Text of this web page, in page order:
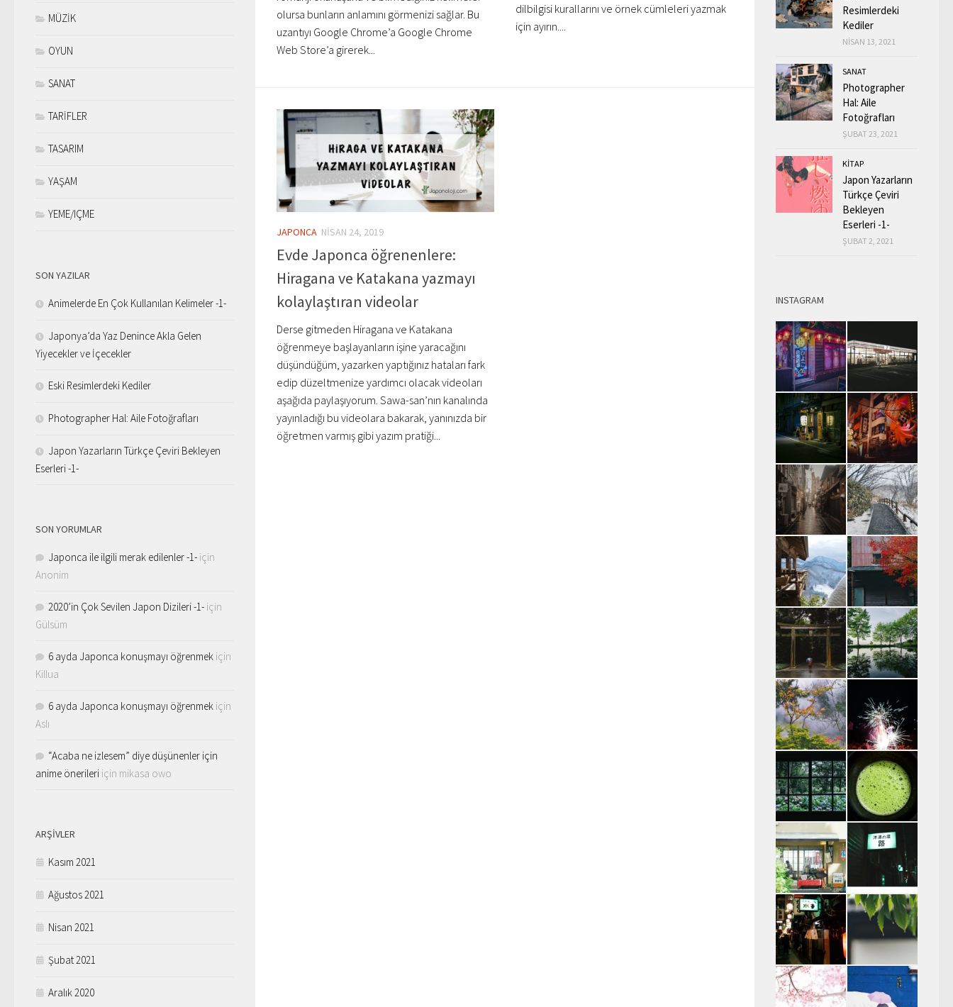
olursa bunların anlamını görmenizi sağlar. Bu
uzantıyı Google Chrome’a Google Chrome
Web Store’a girerek...
dilbilgisi kurallarını ve örnek cümleleri yazmak
için ayırın....
JAPONCA NISAN 24, 2019
Evde Japonca öğrenenlere:
Hiragana ve Katakana yazmayı
kolaylaştıran videolar
Derse gitmeden Hiragana ve Katakana
öğrenmeye başlayanların işine yaracağını
düşündüğüm, yazarken yaptığınız hataları fark
edip düzeltmenize yardımcı olacak videoları
aşağıda paylaşıyorum. Sawa-san’nın kanalında
yayınladığı bu videolara bakarak, yanınızda bir
öğretmen varmış gibi yazım pratiği...
MÜZİK
OYUN
SANAT
TARİFLER
TASARIM
YAŞAM
YEME/IÇME
SON YAZILAR
Animelerde En Çok Kullanılan Kelimeler -1-
Japonya’da Yaz Denince Akla Gelen
Yiyecekler ve İçecekler
Eski Resimlerdeki Kediler
Photographer Hal: Aile Fotoğrafları
Japon Yazarların Türkçe Çeviri Bekleyen
Eserleri -1-
SON YORUMLAR
Japonca ile ilgili merak edilenler -1- için
Anonim
2020’in Çok Sevilen Japon Dizileri -1- için
Gülsüm
6 ayda Japonca konuşmayı öğrenmek için
Killua
6 ayda Japonca konuşmayı öğrenmek için
Aslı
“Acaba ne izlesem” diye düşünenler için
anime önerileri için mikasa owo
ARŞIVLER
Kasım 2021
Ağustos 2021
Nisan 2021
Şubat 2021
Aralık 2020
Resimlerdeki
Kediler
NISAN 13, 2021
SANAT
Photographer
Hal: Aile
Fotoğrafları
ŞUBAT 23, 2021
KİTAP
Japon Yazarların
Türkçe Çeviri
Bekleyen
Eserleri -1-
ŞUBAT 2, 2021
INSTAGRAM